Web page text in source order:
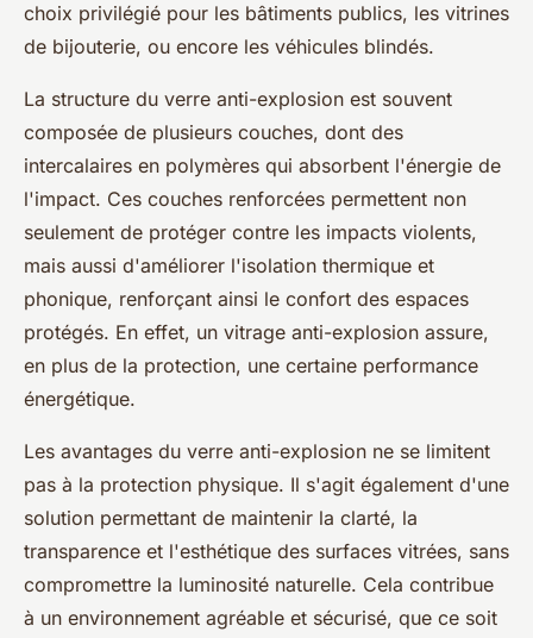
choix privilégié pour les bâtiments publics, les vitrines
de bijouterie, ou encore les véhicules blindés.
La structure du verre anti-explosion est souvent
composée de plusieurs couches, dont des
intercalaires en polymères qui absorbent l'énergie de
l'impact. Ces couches renforcées permettent non
seulement de protéger contre les impacts violents,
mais aussi d'améliorer l'isolation thermique et
phonique, renforçant ainsi le confort des espaces
protégés. En effet, un vitrage anti-explosion assure,
en plus de la protection, une certaine performance
énergétique.
Les avantages du verre anti-explosion ne se limitent
pas à la protection physique. Il s'agit également d'une
solution permettant de maintenir la clarté, la
transparence et l'esthétique des surfaces vitrées, sans
compromettre la luminosité naturelle. Cela contribue
à un environnement agréable et sécurisé, que ce soit